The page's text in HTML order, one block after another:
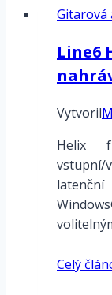
Gitarová
Line6
Vytvoril
Helix
vstupní/
Celý